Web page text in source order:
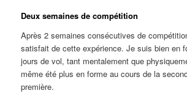
Deux semaines de compétition
Après 2 semaines consécutives de
satisfait de cette expérience. Je suis bien en
jours de vol, tant mentalement que
même été plus en forme au cours de la
première.